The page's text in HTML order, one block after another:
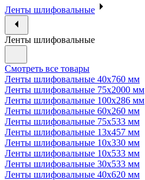
Ленты шлифовальные
Ленты шлифовальные
Смотреть все товары
Ленты шлифовальные 40х760 мм
Ленты шлифовальные 75х2000 мм
Ленты шлифовальные 100х286 мм
Ленты шлифовальные 60х260 мм
Ленты шлифовальные 75х533 мм
Ленты шлифовальные 13х457 мм
Ленты шлифовальные 10х330 мм
Ленты шлифовальные 10х533 мм
Ленты шлифовальные 30х533 мм
Ленты шлифовальные 40х620 мм